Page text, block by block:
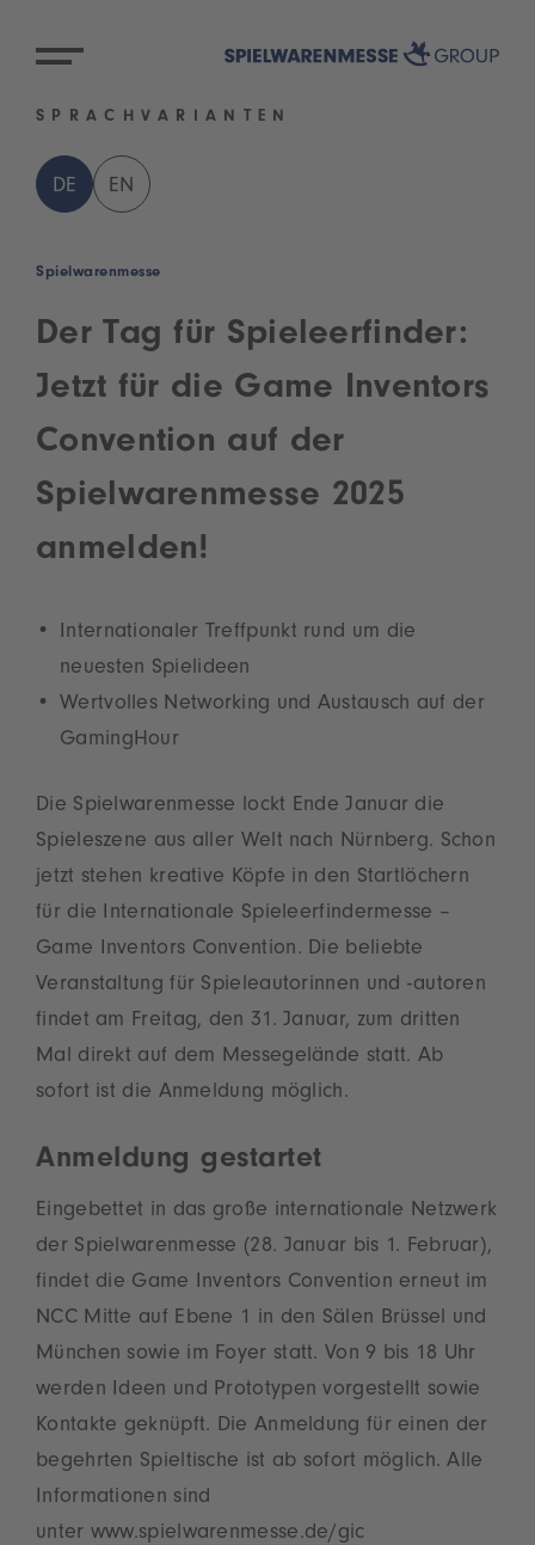
SPRACHVARIANTEN
DE EN
Spielwarenmesse
Der Tag für Spieleerfinder:
Jetzt für die Game Inventors
Convention auf der
Spielwarenmesse 2025
anmelden!
Internationaler Treffpunkt rund um die
neuesten Spielideen
Wertvolles Networking und Austausch auf der
GamingHour
Die Spielwarenmesse lockt Ende Januar die
Spieleszene aus aller Welt nach Nürnberg. Schon
jetzt stehen kreative Köpfe in den Startlöchern
für die Internationale Spieleerfindermesse –
Game Inventors Convention. Die beliebte
Veranstaltung für Spieleautorinnen und -autoren
findet am Freitag, den 31. Januar, zum dritten
Mal direkt auf dem Messegelände statt. Ab
sofort ist die Anmeldung möglich.
Anmeldung gestartet
Eingebettet in das große internationale Netzwerk
der Spielwarenmesse (28. Januar bis 1. Februar),
findet die Game Inventors Convention erneut im
NCC Mitte auf Ebene 1 in den Sälen Brüssel und
München sowie im Foyer statt. Von 9 bis 18 Uhr
werden Ideen und Prototypen vorgestellt sowie
Kontakte geknüpft. Die Anmeldung für einen der
begehrten Spieltische ist ab sofort möglich. Alle
Informationen sind
unter www.spielwarenmesse.de/gic